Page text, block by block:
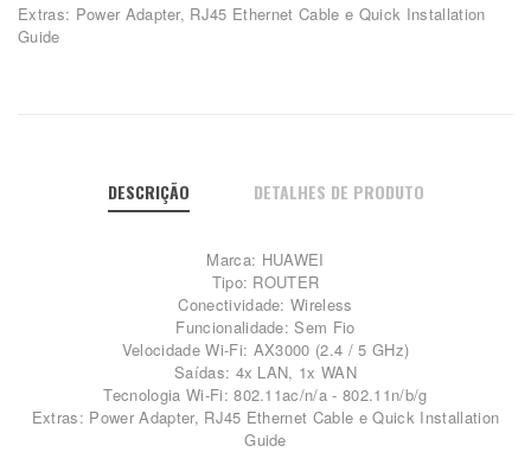
Extras: Power Adapter, RJ45 Ethernet Cable e Quick Installation
Guide
DESCRIÇÃO DETALHES DE PRODUTO
Marca: HUAWEI
Tipo: ROUTER
Conectividade: Wireless
Funcionalidade: Sem Fio
Velocidade Wi-Fi: AX3000 (2.4 / 5 GHz)
Saídas: 4x LAN, 1x WAN
Tecnologia Wi-Fi: 802.11ac/n/a - 802.11n/b/g
Extras: Power Adapter, RJ45 Ethernet Cable e Quick Installation
Guide